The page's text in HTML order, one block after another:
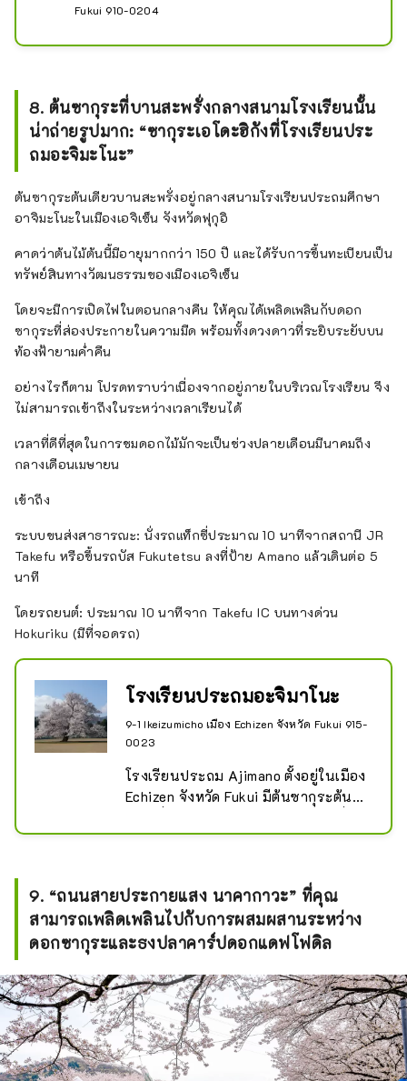
ปราสาทได้ผ่านอิเอยากิโยะ ยาซุย มุ
ในปี 1613 แต่ตระกูลฮอนด้าอยู่ในรุ่นที่สี่
ในปี ค.ศ. 1695 อาริมะ คิโยซึมิจากเอจิ
โกะ อิโตอิกาวะ เข้าไปในปราสาทพร้อม
สืบทอดต่อกันมาแปดชั่วอายุคนจน
กระทั่งสิ้นสุดยุคเอโดะ
Fukui 910-0204
8. ต้นซากุระที่บานสะพรั่งกลางสนามโรงเรียนนั้น
น่าถ่ายรูปมาก: “ซากุระเอโดะฮิกังที่โรงเรียนประ
ถมอะจิมะโนะ”
ต้นซากุระต้นเดียวบานสะพรั่งอยู่กลางสนามโรงเรียนประถมศึกษา
อาจิมะโนะในเมืองเอจิเซ็น จังหวัดฟุกุอิ
คาดว่าต้นไม้ต้นนี้มีอายุมากกว่า 150 ปี และได้รับการขึ้นทะเบียนเป็น
ทรัพย์สินทางวัฒนธรรมของเมืองเอจิเซ็น
โดยจะมีการเปิดไฟในตอนกลางคืน ให้คุณได้เพลิดเพลินกับดอก
ซากุระที่ส่องประกายในความมืด พร้อมทั้งดวงดาวที่ระยิบระยับบน
ท้องฟ้ายามค่ำคืน
อย่างไรก็ตาม โปรดทราบว่าเนื่องจากอยู่ภายในบริเวณโรงเรียน จึง
ไม่สามารถเข้าถึงในระหว่างเวลาเรียนได้
เวลาที่ดีที่สุดในการชมดอกไม้มักจะเป็นช่วงปลายเดือนมีนาคมถึง
กลางเดือนเมษายน
เข้าถึง
ระบบขนส่งสาธารณะ: นั่งรถแท็กซี่ประมาณ 10 นาทีจากสถานี JR
Takefu หรือขึ้นรถบัส Fukutetsu ลงที่ป้าย Amano แล้วเดินต่อ 5
นาที
โดยรถยนต์: ประมาณ 10 นาทีจาก Takefu IC บนทางด่วน
Hokuriku (มีที่จอดรถ)
โรงเรียนประถมอะจิมาโนะ
9-1 Ikeizumicho เมือง Echizen จังหวัด Fukui 915-
0023
โรงเรียนประถม Ajimano ตั้งอยู่ในเมือง
Echizen จังหวัด Fukui มีต้นซากุระต้น
บานสะพรั่งในฤดูใบไม้ผลิที่ใจกลาง
ประมาณ 150 ปีและได้รับการขึ้น
ทะเบียนเป็นทรัพย์สินทางวัฒนธรรม
ของเมืองเอจิเซ็น
9. “ถนนสายประกายแสง นาคากาวะ” ที่คุณ
สามารถเพลิดเพลินไปกับการผสมผสานระหว่าง
ดอกซากุระและธงปลาคาร์ปดอกแดฟโฟดิล